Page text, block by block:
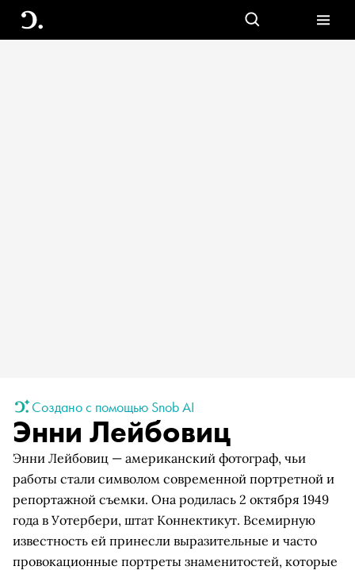
Создано с помощью Snob AI
Энни Лейбовиц
Энни Лейбовиц — американский фотограф, чьи
работы стали символом современной портретной и
репортажной съемки. Она родилась 2 октября 1949
года в Уотербери, штат Коннектикут. Всемирную
известность ей принесли выразительные и часто
провокационные портреты знаменитостей, которые